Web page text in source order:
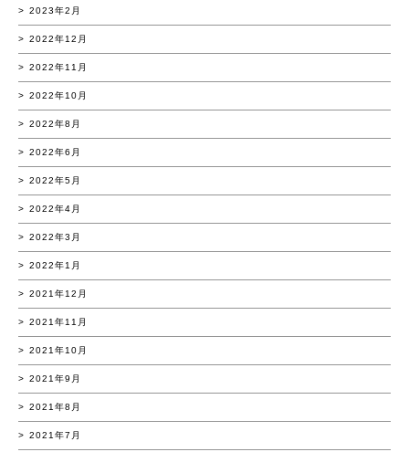
2023年2月
2022年12月
2022年11月
2022年10月
2022年8月
2022年6月
2022年5月
2022年4月
2022年3月
2022年1月
2021年12月
2021年11月
2021年10月
2021年9月
2021年8月
2021年7月